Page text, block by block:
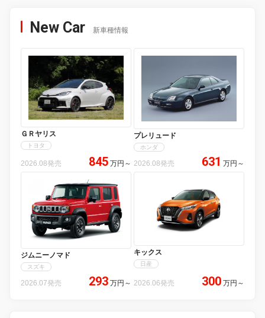
New Car 新車種情報
ＧＲヤリス
トヨタ
2026.08発売 845 万円 ～
プレリュード
ホンダ
2026.08発売 631 万円 ～
ジムニーノマド
スズキ
2026.07発売 293 万円 ～
キックス
日産
2026.06発売 300 万円 ～